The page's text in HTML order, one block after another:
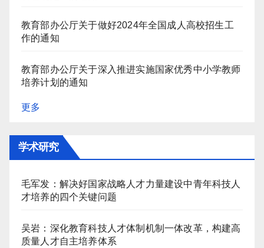
教育部办公厅关于做好2024年全国成人高校招生工
作的通知
教育部办公厅关于深入推进实施国家优秀中小学教师
培养计划的通知
更多
学术研究
毛军发：解决好国家战略人才力量建设中青年科技人
才培养的四个关键问题
吴岩：深化教育科技人才体制机制一体改革，构建高
质量人才自主培养体系